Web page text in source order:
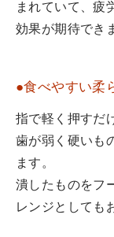
まれていて、疲
効果が期待でき
●食べやすい柔
指で軽く押すだ
歯が弱く硬いも
ます。
潰したものをフ
レンジとしても